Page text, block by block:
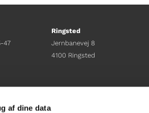
af dine data
47
Ringsted
Jernbanevej 8
4100 Ringsted